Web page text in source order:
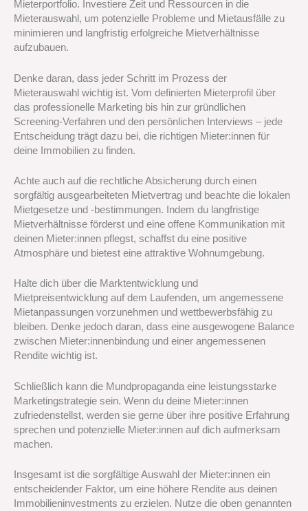
Mieterportfolio. Investiere Zeit und Ressourcen in die
Mieterauswahl, um potenzielle Probleme und Mietausfälle zu
minimieren und langfristig erfolgreiche Mietverhältnisse
aufzubauen.
Denke daran, dass jeder Schritt im Prozess der
Mieterauswahl wichtig ist. Vom definierten Mieterprofil über
das professionelle Marketing bis hin zur gründlichen
Screening-Verfahren und den persönlichen Interviews – jede
Entscheidung trägt dazu bei, die richtigen Mieter:innen für
deine Immobilien zu finden.
Achte auch auf die rechtliche Absicherung durch einen
sorgfältig ausgearbeiteten Mietvertrag und beachte die lokalen
Mietgesetze und -bestimmungen. Indem du langfristige
Mietverhältnisse förderst und eine offene Kommunikation mit
deinen Mieter:innen pflegst, schaffst du eine positive
Atmosphäre und bietest eine attraktive Wohnumgebung.
Halte dich über die Marktentwicklung und
Mietpreisentwicklung auf dem Laufenden, um angemessene
Mietanpassungen vorzunehmen und wettbewerbsfähig zu
bleiben. Denke jedoch daran, dass eine ausgewogene Balance
zwischen Mieter:innenbindung und einer angemessenen
Rendite wichtig ist.
Schließlich kann die Mundpropaganda eine leistungsstarke
Marketingstrategie sein. Wenn du deine Mieter:innen
zufriedenstellst, werden sie gerne über ihre positive Erfahrung
sprechen und potenzielle Mieter:innen auf dich aufmerksam
machen.
Insgesamt ist die sorgfältige Auswahl der Mieter:innen ein
entscheidender Faktor, um eine höhere Rendite aus deinen
Immobilieninvestments zu erzielen. Nutze die oben genannten